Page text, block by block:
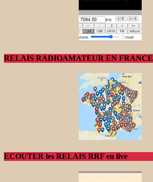
RELAIS RADIOAMATEUR EN FRANCE
ECOUTER les RELAIS RRF en live